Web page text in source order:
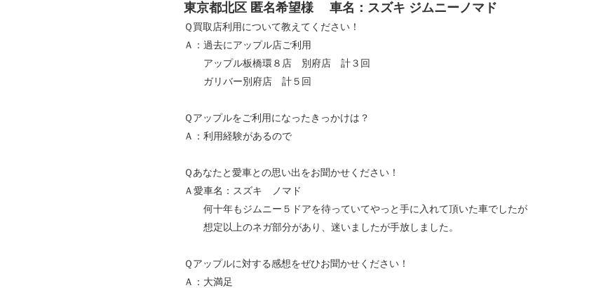
東京都北区 匿名希望様 車名：スズキ ジムニーノマド
Ｑ買取店利用について教えてください！
Ａ：過去にアップル店ご利用
アップル板橋環８店 別府店 計３回
ガリバー別府店 計５回
Ｑアップルをご利用になったきっかけは？
Ａ：利用経験があるので
Ｑあなたと愛車との思い出をお聞かせください！
Ａ愛車名：スズキ ノマド
何十年もジムニー５ドアを待っていてやっと手に入れて頂いた車でしたが
想定以上のネガ部分があり、迷いましたが手放しました。
Ｑアップルに対する感想をぜひお聞かせください！
Ａ：大満足